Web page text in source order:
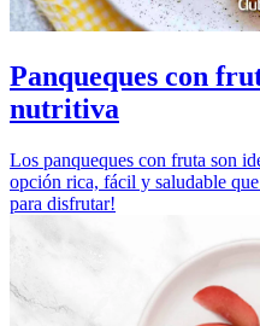
Panqueques con
nutritiva
Los panqueques con fruta son
opción rica, fácil y saludable
para disfrutar!